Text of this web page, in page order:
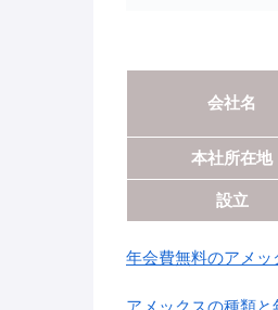
会社名
本社所在地
設立
年会費無料のアメ